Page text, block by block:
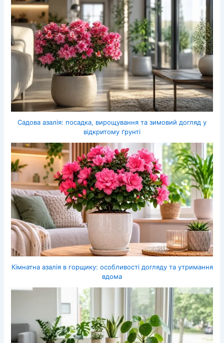
Садова азалія: посадка, вирощування та зимовий догляд у
відкритому ґрунті
Кімнатна азалія в горщику: особливості догляду та утримання
вдома